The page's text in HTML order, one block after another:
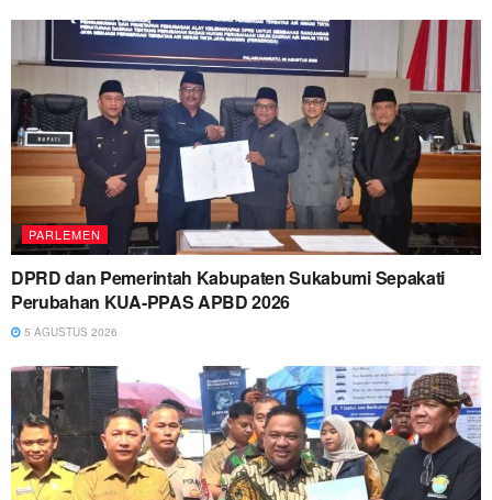
PARLEMEN
DPRD dan Pemerintah Kabupaten Sukabumi Sepakati
Perubahan KUA-PPAS APBD 2026
5 AGUSTUS 2026